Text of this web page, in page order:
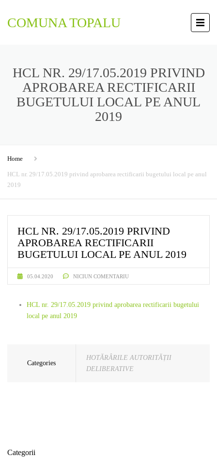
COMUNA TOPALU
HCL NR. 29/17.05.2019 PRIVIND
APROBAREA RECTIFICARII
BUGETULUI LOCAL PE ANUL
2019
Home
HCL nr. 29/17.05.2019 privind aprobarea rectificarii bugetului local pe anul
2019
HCL NR. 29/17.05.2019 PRIVIND
APROBAREA RECTIFICARII
BUGETULUI LOCAL PE ANUL 2019
05.04.2020 NICIUN COMENTARIU
HCL nr. 29/17.05.2019 privind aprobarea rectificarii bugetului
local pe anul 2019
Categories
HOTĂRÂRILE AUTORITĂȚII
DELIBERATIVE
Categorii